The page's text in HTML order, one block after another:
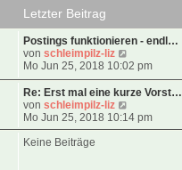
Letzter Beitrag
Postings funktionieren - endl…
vonschleimpilz-liz
e
u
e
t
e
Mo Jun 25, 2018 10:02 pm
Re: Erst mal eine kurze Vorst…
vonschleimpilz-liz
e
u
Mo Jun 25, 2018 10:14 pm
Keine Beiträge